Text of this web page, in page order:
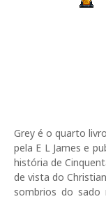
Grey é o quarto
pela E L James e
história de
de vista do
sombrios do sado